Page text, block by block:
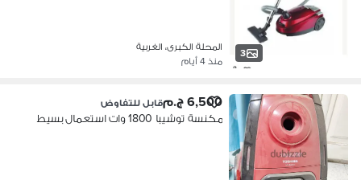
3
المحلة الكبرى، الغربية
منذ 4 أيام
6,500 ج.م قابل للتفاوض
مكنسة توشيبا 1800 وات استعمال بسيط